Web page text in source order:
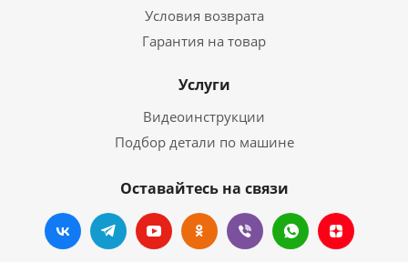
Условия возврата
Гарантия на товар
Услуги
Видеоинструкции
Подбор детали по машине
Оставайтесь на связи